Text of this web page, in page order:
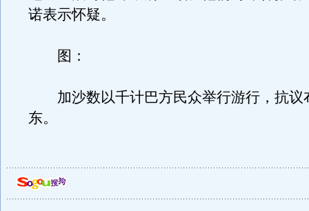
诺表示怀疑。
图：
加沙数以千计巴方民众举行游行，抗议
东。